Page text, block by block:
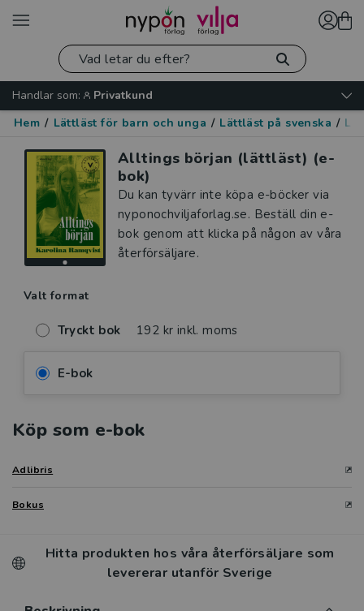
Handlar som:
Privatkund
Hem / Lättläst för barn och unga / Lättläst på svenska /
Alltings början (lättläst) (e-
bok)
Du kan tyvärr inte köpa e-böcker via
nyponochviljaforlag.se. Beställ din e-
bok genom att klicka på någon av våra
återförsäljare.
Valt format
Tryckt bok 192 kr inkl. moms
E-bok
Köp som e-bok
Adlibris
Bokus
Hitta produkten hos våra återförsäljare som
levererar utanför Sverige